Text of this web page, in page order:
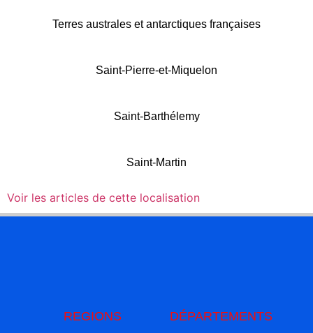
Terres australes et antarctiques françaises
Saint-Pierre-et-Miquelon
Saint-Barthélemy
Saint-Martin
Voir les articles de cette localisation
REGIONS
DÉPARTEMENTS